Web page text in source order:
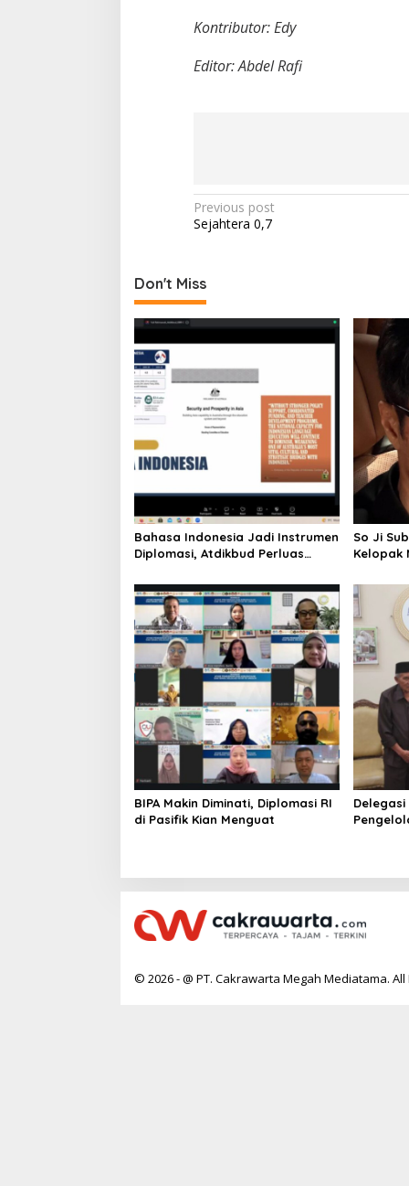
Kontributor: Edy
Editor: Abdel Rafi
P
o
t
n
a
v
i
g
a
t
i
o
n
Previous post
Sejahtera 0,7
Don't Miss
Bahasa Indonesia Jadi Instrumen
Diplomasi, Atdikbud Perluas
Rusia
So Ji
Kelopak
BIPA Makin Diminati, Diplomasi RI
di Pasifik Kian Menguat
© 2026 - @ PT. Cakrawarta Megah Mediatama.